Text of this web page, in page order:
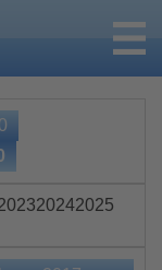
20242025